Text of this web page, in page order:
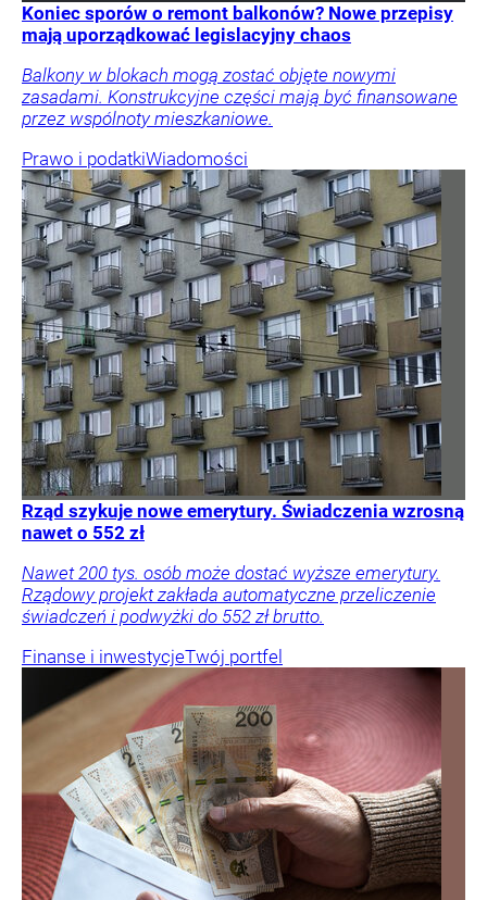
Koniec sporów o remont balkonów? Nowe przepisy
mają uporządkować legislacyjny chaos
Balkony w blokach mogą zostać objęte nowymi
zasadami. Konstrukcyjne części mają być finansowane
przez wspólnoty mieszkaniowe.
Prawo i podatkiWiadomości
Rząd szykuje nowe emerytury. Świadczenia wzrosną
nawet o 552 zł
Nawet 200 tys. osób może dostać wyższe emerytury.
Rządowy projekt zakłada automatyczne przeliczenie
świadczeń i podwyżki do 552 zł brutto.
Finanse i inwestycjeTwój portfel